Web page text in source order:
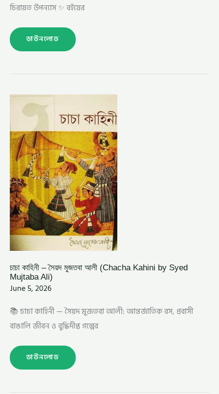
চিরায়ত উপন্যাস ✨ বইয়ের
ডাউনলোড
চাচা কাহিনী – সৈয়দ মুজতবা আলী (Chacha Kahini by Syed
Mujtaba Ali)
June 5, 2026
📚 চাচা কাহিনী — সৈয়দ মুজতবা আলী: আন্তর্জাতিক রস, প্রবাসী
বাঙালি জীবন ও বুদ্ধিদীপ্ত গল্পের
চাচা
কাহিনী
সৈয়দ
আলী
(CHACHA
KAHINI
BY
SYED
MUJTABA
ALI)
ডাউনলোড